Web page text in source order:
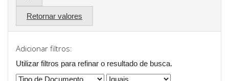
Retornar valores
Adicionar filtros:
Utilizar filtros para refinar o resultado de busca.